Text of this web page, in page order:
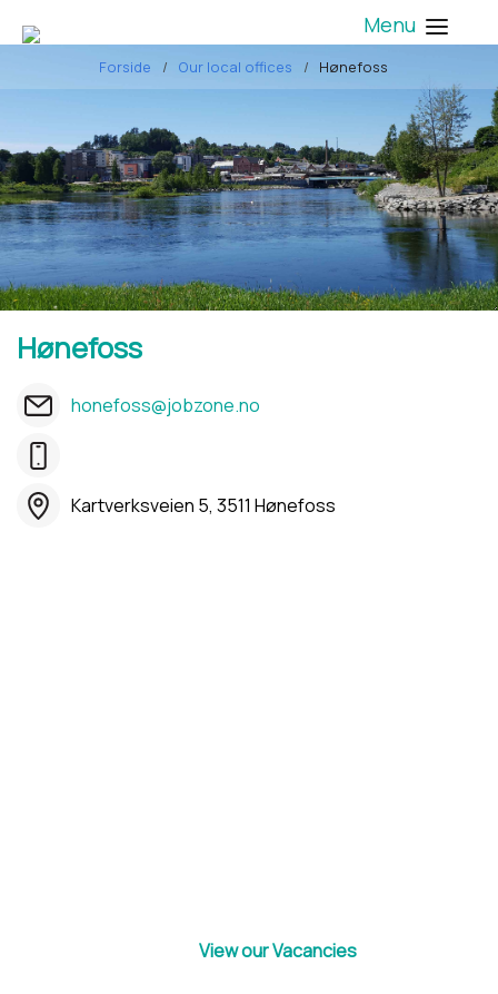
Menu
Forside Our local offices Hønefoss
Hønefoss
honefoss@jobzone.no
Kartverksveien 5, 3511 Hønefoss
View our Vacancies